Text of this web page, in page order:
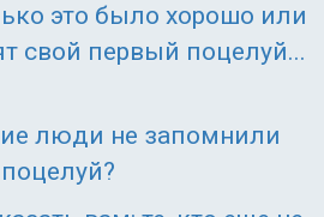
это было хорошо или
свой первый поцелуй...
люди не запомнили